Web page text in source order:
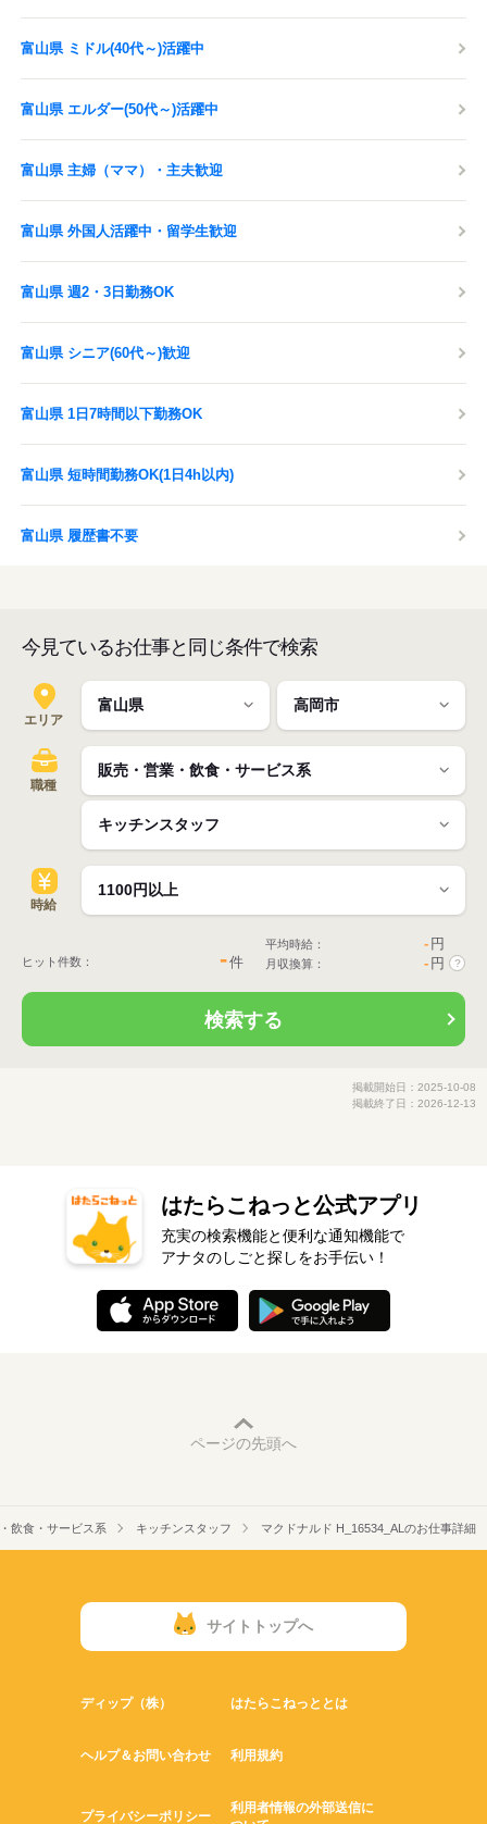
富山県 ミドル(40代～)活躍中
富山県 エルダー(50代～)活躍中
富山県 主婦（ママ）・主夫歓迎
富山県 外国人活躍中・留学生歓迎
富山県 週2・3日勤務OK
富山県 シニア(60代～)歓迎
富山県 1日7時間以下勤務OK
富山県 短時間勤務OK(1日4h以内)
富山県 履歴書不要
今見ているお仕事と同じ条件で検索
エリア
職種
時給
ヒット件数： -件
平均時給： - 円
月収換算： - 円 ?
検索する
掲載開始日：2025-10-08
掲載終了日：2026-12-13
はたらこねっと公式アプリ
充実の検索機能と便利な通知機能で
アナタのしごと探しをお手伝い！
ページの先頭へ
飲食・サービス系 キッチンスタッフ マクドナルド H_16534_ALのお仕事詳細
サイトトップへ
ディップ（株） はたらこねっととは
ヘルプ＆お問い合わせ 利用規約
プライバシーポリシー
利用者情報の外部送信に